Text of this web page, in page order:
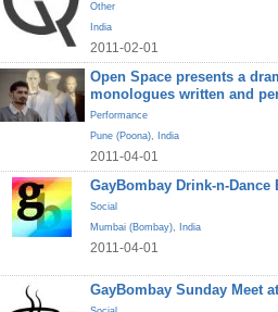
Other
India
2011-02-01
Open Space presents a
monologues written and
Performance
Pune (Poona), India
2011-04-01
GayBombay Drink-n-Dance
Social
Mumbai (Bombay), India
2011-04-01
GayBombay Sunday Meet